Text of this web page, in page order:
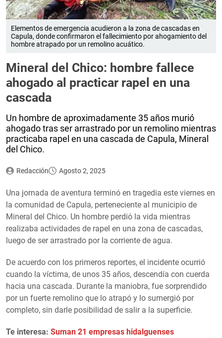
Elementos de emergencia acudieron a la zona de cascadas en
Capula, donde confirmaron el fallecimiento por ahogamiento del
hombre atrapado por un remolino acuático.
Mineral del Chico: hombre fallece
ahogado al practicar rapel en una
cascada
Un hombre de aproximadamente 35 años murió
ahogado tras ser arrastrado por un remolino mientras
practicaba rapel en una cascada de Capula, Mineral
del Chico.
Redacción Agosto 2, 2025
Una jornada de aventura terminó en tragedia este viernes en
la comunidad de Capula, perteneciente al municipio de
Mineral del Chico. Un hombre perdió la vida mientras
realizaba actividades de rapel en una zona de cascadas,
luego de ser arrastrado por la corriente de agua.
De acuerdo con los primeros reportes, el incidente ocurrió
cuando la víctima, de unos 35 años, descendía con cuerda
hacia una cascada. Durante la maniobra, fue sorprendido
por un fuerte remolino que lo atrapó y lo sumergió por
completo, sin darle posibilidad de salir a la superficie.
Te interesa: Suman 21 empresas hidalguenses